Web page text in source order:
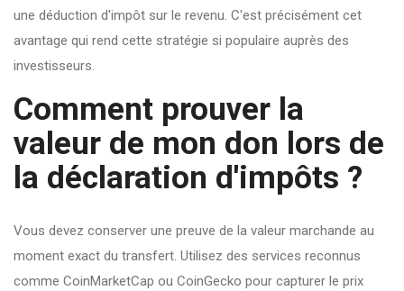
une déduction d'impôt sur le revenu. C'est précisément cet
avantage qui rend cette stratégie si populaire auprès des
investisseurs.
Comment prouver la
valeur de mon don lors de
la déclaration d'impôts ?
Vous devez conserver une preuve de la valeur marchande au
moment exact du transfert. Utilisez des services reconnus
comme CoinMarketCap ou CoinGecko pour capturer le prix